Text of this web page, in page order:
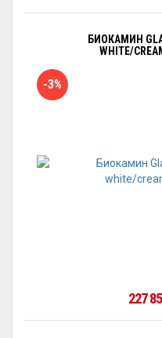
БИОКАМИН
WHITE/
-3%
227